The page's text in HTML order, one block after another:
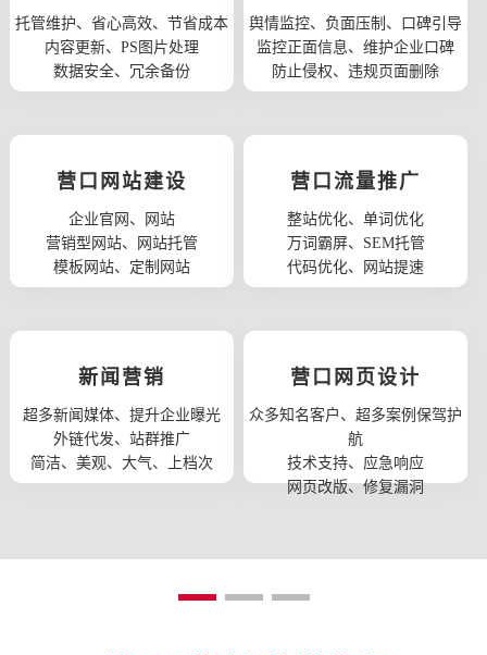
托管维护、省心高效、节省成本
内容更新、PS图片处理
数据安全、冗余备份
舆情监控、负面压制、口碑引导
监控正面信息、维护企业口碑
防止侵权、违规页面删除
营口网站建设
企业官网、网站
营销型网站、网站托管
模板网站、定制网站
营口流量推广
整站优化、单词优化
万词霸屏、SEM托管
代码优化、网站提速
新闻营销
超多新闻媒体、提升企业曝光
外链代发、站群推广
简洁、美观、大气、上档次
营口网页设计
众多知名客户、超多案例保驾护
航
技术支持、应急响应
网页改版、修复漏洞